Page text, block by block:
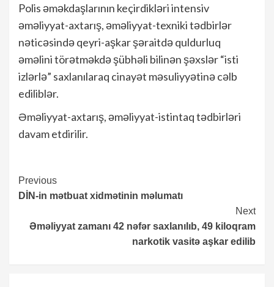
Polis əməkdaşlarının keçirdikləri intensiv
əməliyyat-axtarış, əməliyyat-texniki tədbirlər
nəticəsində qeyri-aşkar şəraitdə quldurluq
əməlini törətməkdə şübhəli bilinən şəxslər “isti
izlərlə” saxlanılaraq cinayət məsuliyyətinə cəlb
ediliblər.
Əməliyyat-axtarış, əməliyyat-istintaq tədbirləri
davam etdirilir.
Continue
Reading
Previous
DİN-in mətbuat xidmətinin məlumatı
Next
Əməliyyat zamanı 42 nəfər saxlanılıb, 49 kiloqram
narkotik vasitə aşkar edilib